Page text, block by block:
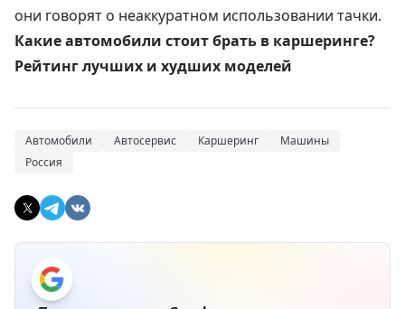
они говорят о неаккуратном использовании тачки.
Какие автомобили стоит брать в каршеринге?
Рейтинг лучших и худших моделей
Автомобили Автосервис Каршеринг
Машины
Россия